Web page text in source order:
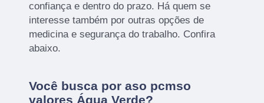
confiança e dentro do prazo. Há quem se
interesse também por outras opções de
medicina e segurança do trabalho. Confira
abaixo.
Você busca por aso pcmso
valores Água Verde?